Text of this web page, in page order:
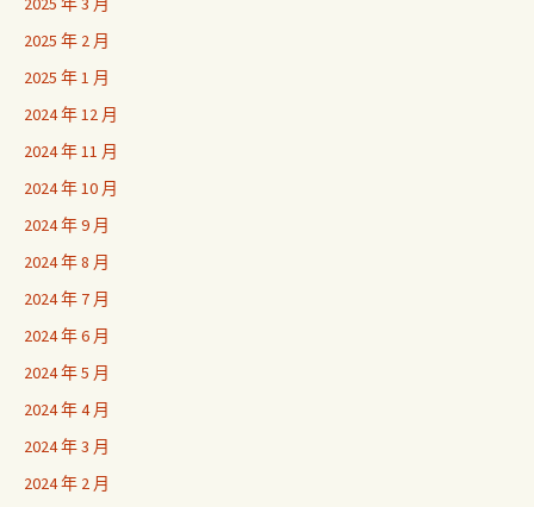
2025 年 2 月
2025 年 1 月
2024 年 12 月
2024 年 11 月
2024 年 10 月
2024 年 9 月
2024 年 8 月
2024 年 7 月
2024 年 6 月
2024 年 5 月
2024 年 4 月
2024 年 3 月
2024 年 2 月